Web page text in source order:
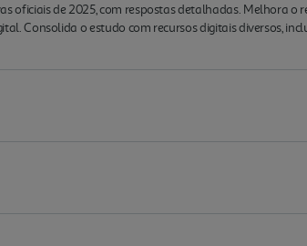
oficiais de 2025, com respostas detalhadas. Melhora o
Consolida o estudo com recursos digitais diversos,